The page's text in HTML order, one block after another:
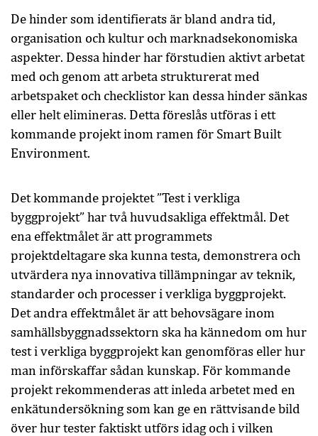
De hinder som identifierats är bland andra tid,
organisation och kultur och marknadsekonomiska
aspekter. Dessa hinder har förstudien aktivt arbetat
med och genom att arbeta strukturerat med
arbetspaket och checklistor kan dessa hinder sänkas
eller helt elimineras. Detta föreslås utföras i ett
kommande projekt inom ramen för Smart Built
Environment.
Det kommande projektet ”Test i verkliga
byggprojekt” har två huvudsakliga effektmål. Det
ena effektmålet är att programmets
projektdeltagare ska kunna testa, demonstrera och
utvärdera nya innovativa tillämpningar av teknik,
standarder och processer i verkliga byggprojekt.
Det andra effektmålet är att behovsägare inom
samhällsbyggnadssektorn ska ha kännedom om hur
test i verkliga byggprojekt kan genomföras eller hur
man införskaffar sådan kunskap. För kommande
projekt rekommenderas att inleda arbetet med en
enkätundersökning som kan ge en rättvisande bild
över hur tester faktiskt utförs idag och i vilken